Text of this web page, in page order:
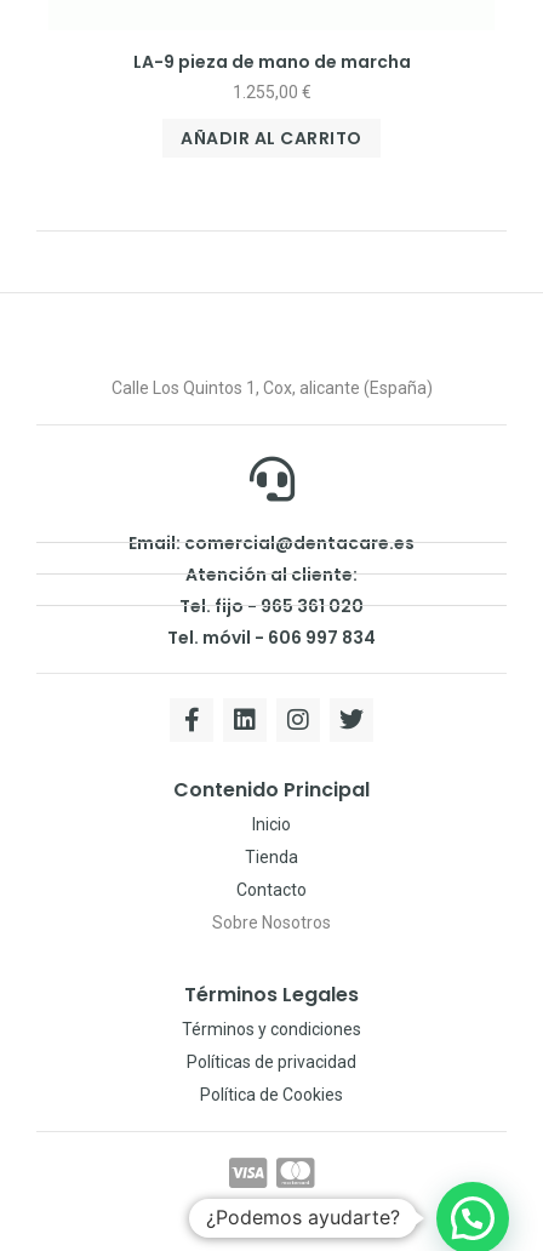
LA-9 pieza de mano de marcha
1.255,00 €
AÑADIR AL CARRITO
Calle Los Quintos 1, Cox, alicante (España)
Email: comercial@dentacare.es
Atención al cliente:
Tel. fijo - 965 361 020
Tel. móvil - 606 997 834
Contenido Principal
Inicio
Tienda
Contacto
Sobre Nosotros
Términos Legales
Términos y condiciones
Políticas de privacidad
Política de Cookies
¿Podemos ayudarte?